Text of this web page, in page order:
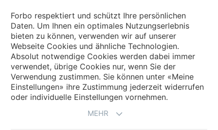
Wählen Sie ein Land
Wählen Sie Ihr Land
Forbo respektiert und schützt Ihre persönlichen
Daten. Um Ihnen ein optimales Nutzungserlebnis
bieten zu können, verwenden wir auf unserer
Webseite Cookies und ähnliche Technologien.
Absolut notwendige Cookies werden dabei immer
verwendet, übrige Cookies nur, wenn Sie der
Verwendung zustimmen. Sie können unter «Meine
Einstellungen» ihre Zustimmung jederzeit widerrufen
oder individuelle Einstellungen vornehmen.
MEHR